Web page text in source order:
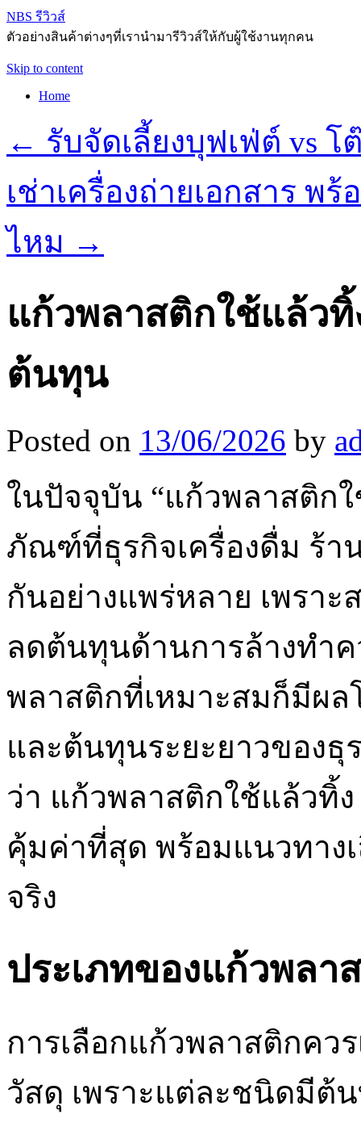
NBS รีวิวส์
ตัวอย่างสินค้าต่างๆที่เรานำมารีวิวส์ให้กับผู้ใช้งานทุกคน
Skip to content
Home
← รับจัดเลี้ยงบุฟเฟ่ต์ vs
เช่าเครื่องถ่ายเอกสาร พ
ไหม →
แก้วพลาสติกใช้แล้ว
ต้นทุน
Posted on 13/06/2026 by
ในปัจจุบัน “แก้วพลาสติก
ภัณฑ์ที่ธุรกิจเครื่องดื่ม ร้า
กันอย่างแพร่หลาย เพราะ
ลดต้นทุนด้านการล้างทำ
พลาสติกที่เหมาะสมก็มีผ
และต้นทุนระยะยาวของ
ว่า แก้วพลาสติกใช้แล้วทิ้
คุ้มค่าที่สุด พร้อมแนวทาง
จริง
ประเภทของแก้วพล
การเลือกแก้วพลาสติกคว
วัสดุ เพราะแต่ละชนิดมี